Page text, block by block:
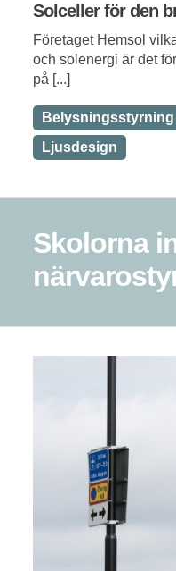
Solceller för den
Företaget Hemsol
och solenergi är det
på [...]
Belysningsstyrning
Ljusdesign
Skolorna